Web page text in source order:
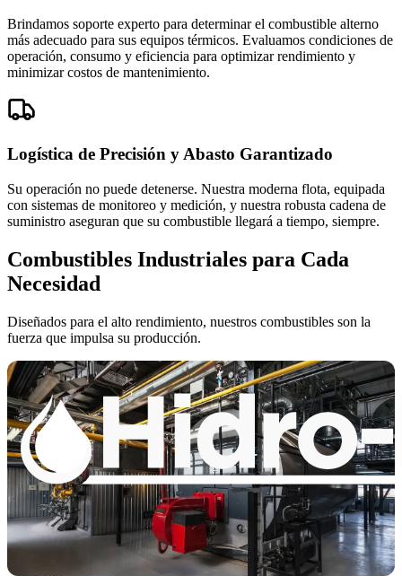
Brindamos soporte experto para determinar el combustible alterno
más adecuado para sus equipos térmicos. Evaluamos condiciones de
operación, consumo y eficiencia para optimizar rendimiento y
minimizar costos de mantenimiento.
Logística de Precisión y Abasto Garantizado
Su operación no puede detenerse. Nuestra moderna flota, equipada
con sistemas de monitoreo y medición, y nuestra robusta cadena de
suministro aseguran que su combustible llegará a tiempo, siempre.
Combustibles Industriales para Cada
Necesidad
Diseñados para el alto rendimiento, nuestros combustibles son la
fuerza que impulsa su producción.